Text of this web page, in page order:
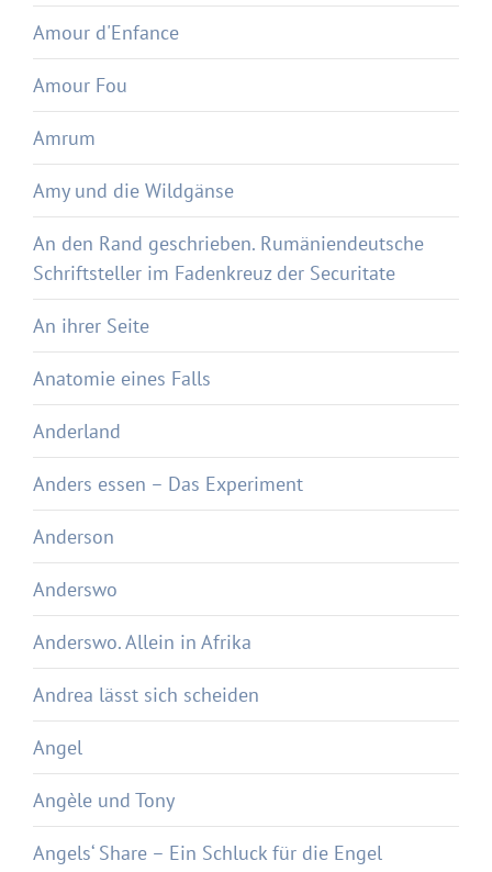
Amour d'Enfance
Amour Fou
Amrum
Amy und die Wildgänse
An den Rand geschrieben. Rumäniendeutsche
Schriftsteller im Fadenkreuz der Securitate
An ihrer Seite
Anatomie eines Falls
Anderland
Anders essen – Das Experiment
Anderson
Anderswo
Anderswo. Allein in Afrika
Andrea lässt sich scheiden
Angel
Angèle und Tony
Angels‘ Share – Ein Schluck für die Engel